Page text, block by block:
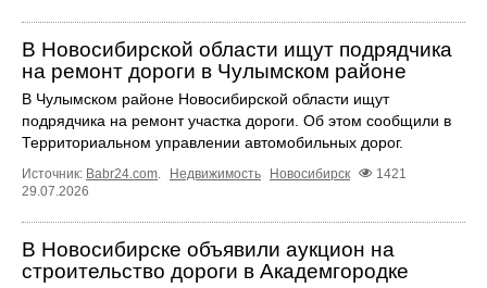
В Новосибирской области ищут подрядчика
на ремонт дороги в Чулымском районе
В Чулымском районе Новосибирской области ищут
подрядчика на ремонт участка дороги. Об этом сообщили в
Территориальном управлении автомобильных дорог.
Источник: Babr24.com Недвижимость Новосибирск
1421
29.07.2026
В Новосибирске объявили аукцион на
строительство дороги в Академгородке